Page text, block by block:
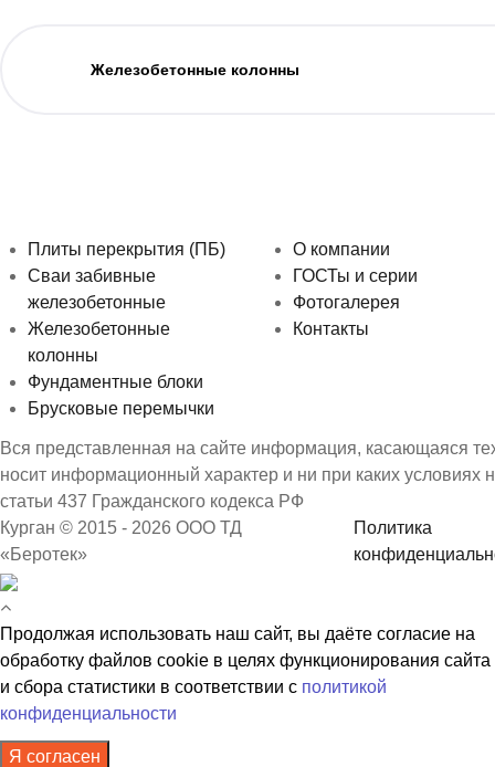
Железобетонные колонны
Плиты перекрытия (ПБ)
Сваи забивные
железобетонные
Железобетонные
колонны
Фундаментные блоки
Брусковые перемычки
О компании
ГОСТы и серии
Фотогалерея
Контакты
Вся представленная на сайте информация, касающаяся
носит информационный характер и ни при каких
статьи 437 Гражданского кодекса РФ
Курган © 2015 - 2026 ООО ТД
«Беротек»
Политика
Продолжая использовать наш сайт, вы даёте согласие на
обработку файлов cookie в целях функционирования сайта
и сбора статистики в соответствии с политикой
конфиденциальности
Я согласен